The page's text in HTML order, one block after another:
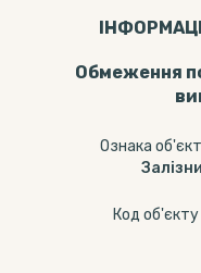
Обмеження
Ознака
Код